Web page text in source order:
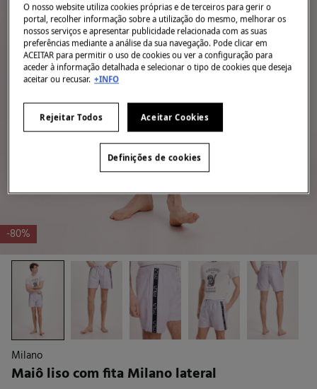
-80%
Milano
Maiô liso com fita Milano lateral
O nosso website utiliza cookies próprias e de terceiros para gerir o
portal, recolher informação sobre a utilização do mesmo, melhorar os
nossos serviços e apresentar publicidade relacionada com as suas
preferências mediante a análise da sua navegação. Pode clicar em
ACEITAR para permitir o uso de cookies ou ver a configuração para
aceder à informação detalhada e selecionar o tipo de cookies que deseja
aceitar ou recusar. +INFO
Rejeitar Todos Aceitar Cookies
Definições de cookies